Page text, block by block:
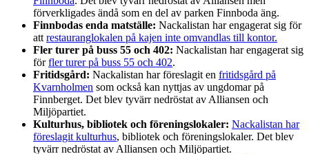
förverkligades ändå som en del av parken Finnboda äng.
Finnbodas enda matställe: Nackalistan har engagerat sig för
att restauranglokalen på kajen inte omvandlas till kontor.
Fler turer på buss 55 och 402: Nackalistan har engagerat sig
förfler turer på buss 55 och 402.
Fritidsgård: Nackalistan har föreslagit en fritidsgård på
Kvarnholmen som också kan nyttjas av ungdomar på
Finnberget. Det blev tyvärr nedröstat av Alliansen och
Miljöpartiet.
Kulturhus, bibliotek och föreningslokaler: Nackalistan har
föreslagit kulturhus, bibliotek och föreningslokaler. Det blev
tyvärr nedröstat av Alliansen och Miljöpartiet.